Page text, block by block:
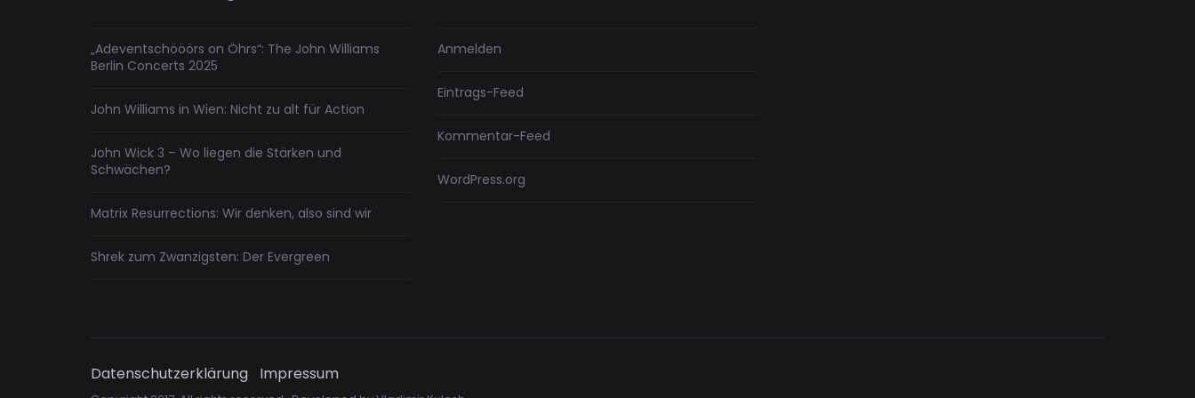
„Adeventschööörs on Öhrs“: The John Williams
Berlin Concerts 2025
John Williams in Wien: Nicht zu alt für Action
John Wick 3 – Wo liegen die Stärken und
Schwächen?
Matrix Resurrections: Wir denken, also sind wir
Shrek zum Zwanzigsten: Der Evergreen
Anmelden
Eintrags-Feed
Kommentar-Feed
WordPress.org
Datenschutzerklärung Impressum